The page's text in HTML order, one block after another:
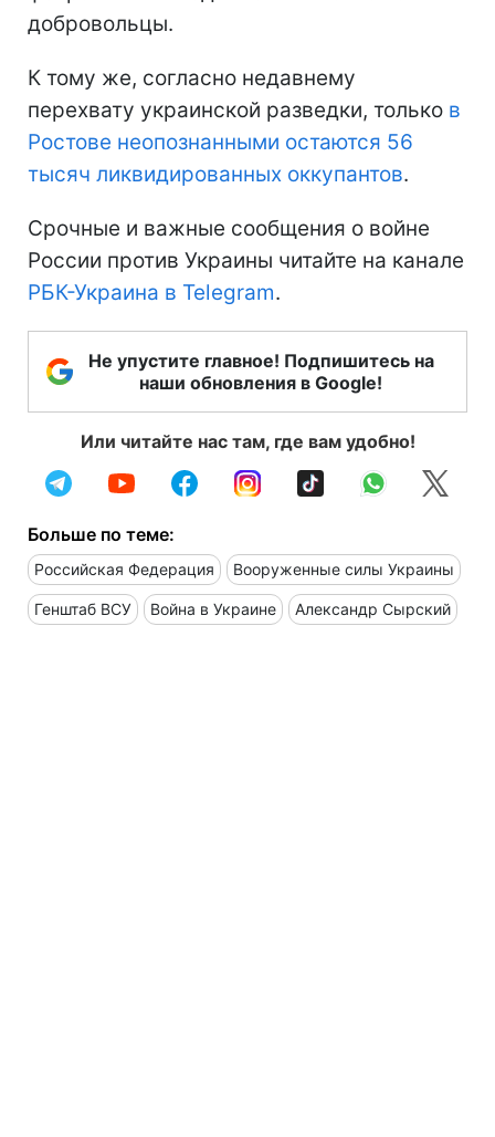
добровольцы.
К тому же, согласно недавнему
перехвату украинской разведки, только в
Ростове неопознанными остаются 56
тысяч ликвидированных оккупантов.
Срочные и важные сообщения о войне
России против Украины читайте на канале
РБК-Украина в Telegram.
Не упустите главное! Подпишитесь на
наши обновления в Google!
Или читайте нас там, где вам удобно!
Больше по теме:
Российская Федерация Вооруженные силы Украины
Генштаб ВСУ Война в Украине Александр Сырский